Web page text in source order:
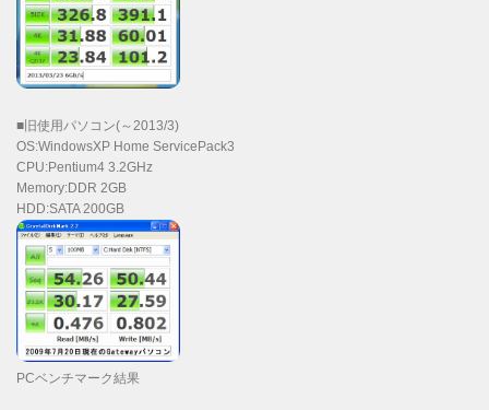
■旧使用パソコン(～2013/3)
OS:WindowsXP Home ServicePack3
CPU:Pentium4 3.2GHz
Memory:DDR 2GB
HDD:SATA 200GB
PCベンチマーク結果